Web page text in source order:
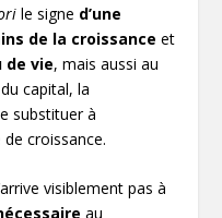
le signe d’une
de la croissance et
de vie, mais aussi au
capital, la
substituer à
croissance.
visiblement pas à
au